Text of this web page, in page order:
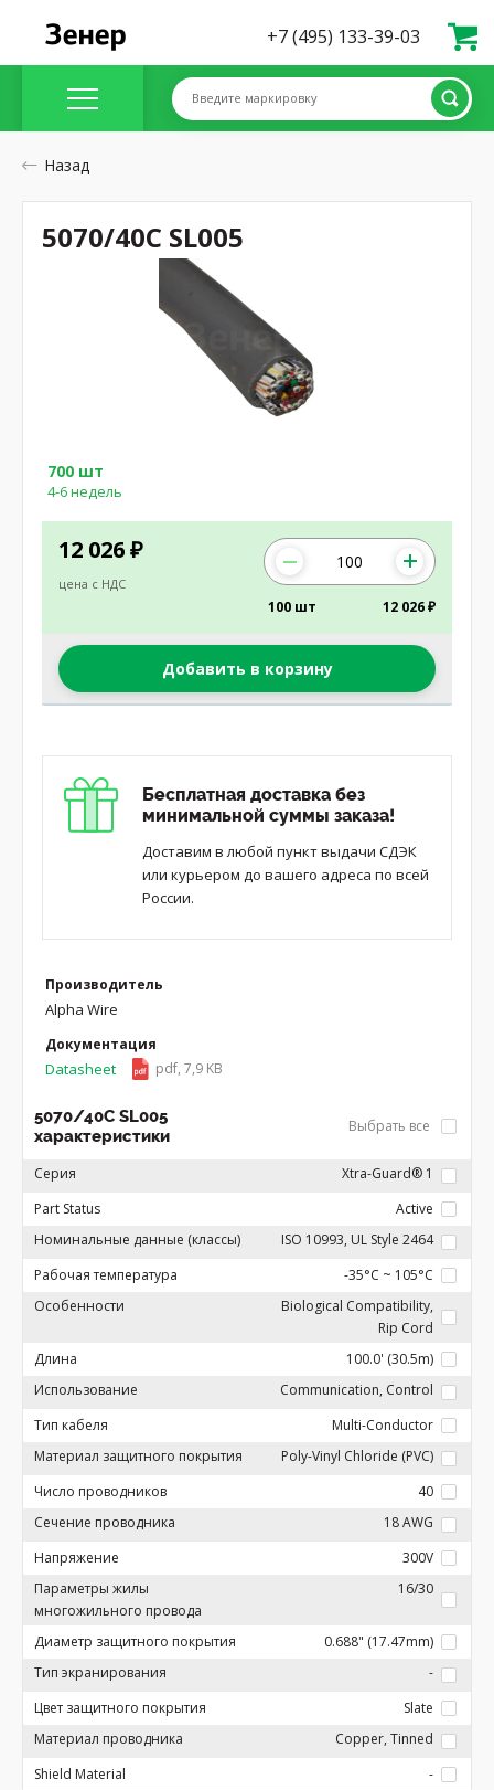
+7 (495) 133-39-03
Введите маркировку
Назад
12 026 ₽
цена с НДС
700 шт
4-6 недель
100 шт 12 026 ₽
Добавить в корзину
Бесплатная доставка без
минимальной суммы заказа!
Доставим в любой пункт выдачи СДЭК
или курьером до вашего адреса по всей
России.
Производитель
Alpha Wire
Документация
Datasheet pdf, 7,9 KB
5070/40C SL005
характеристики
Выбрать все
Серия
Xtra-Guard® 1
Part Status
Active
Номинальные данные (классы)
ISO 10993, UL Style 2464
Рабочая температура
-35°C ~ 105°C
Особенности
Biological Compatibility,
Rip Cord
Длина
100.0' (30.5m)
Использование
Communication, Control
Тип кабеля
Multi-Conductor
Материал защитного покрытия
Poly-Vinyl Chloride (PVC)
Число проводников
40
Сечение проводника
18 AWG
Напряжение
300V
Параметры жилы
многожильного провода
16/30
Диаметр защитного покрытия
0.688" (17.47mm)
Тип экранирования
-
Цвет защитного покрытия
Slate
Материал проводника
Copper, Tinned
Shield Material
-
5070/40C SL005